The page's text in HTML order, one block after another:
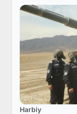
Harbiy